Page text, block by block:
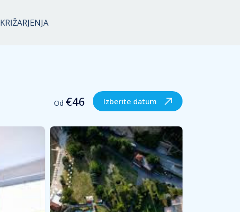
KRIŽARJENJA
Od €46 Izberite datum